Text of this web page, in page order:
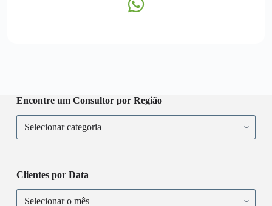
Encontre um Consultor por Região
Clientes por Data